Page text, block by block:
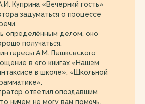
Куприна «Вечерний гость»
задуматься о процессе
определённым делом, оно
получаться.
А.М. Пешковского
в его книгах «Нашем
в школе», «Школьной
ответил опоздавшим
ничем не могу вам помочь.